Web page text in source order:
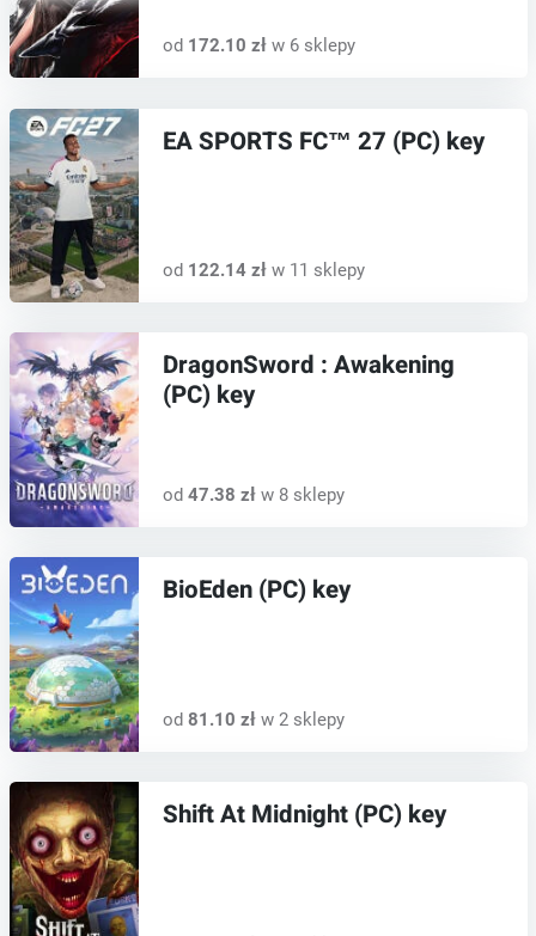
od 172.10 złw 6 sklepy
EA SPORTS FC™ 27 (PC) key
od 122.14 złw 11 sklepy
DragonSword : Awakening
(PC) key
od 47.38 złw 8 sklepy
BioEden (PC) key
od 81.10 złw 2 sklepy
Shift At Midnight (PC) key